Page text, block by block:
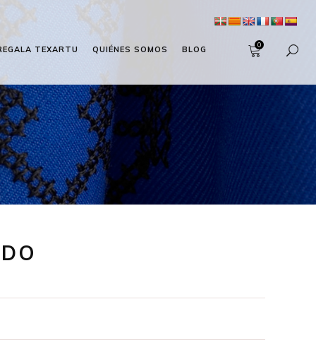
TEXARTU QUIÉNES SOMOS BLOG 0